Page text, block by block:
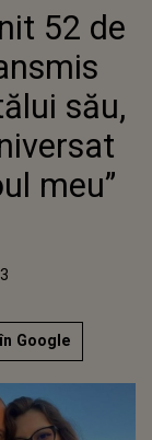
I-A
SĂU, ÎN
ANIVERSAT
„EROUL
52 de
său,
meu”
Google